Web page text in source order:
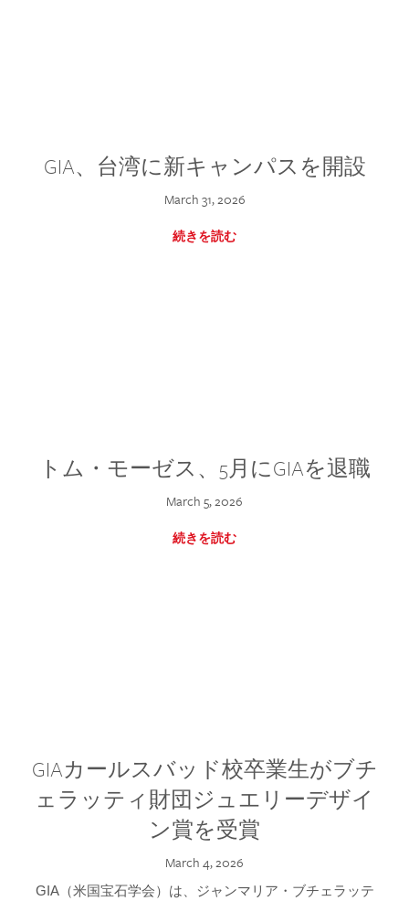
GIA、台湾に新キャンパスを開設
March 31, 2026
続きを読む
トム・モーゼス、5月にGIAを退職
March 5, 2026
続きを読む
GIAカールスバッド校卒業生がブチ
ェラッティ財団ジュエリーデザイ
ン賞を受賞
March 4, 2026
GIA（米国宝石学会）は、ジャンマリア・ブチェラッテ